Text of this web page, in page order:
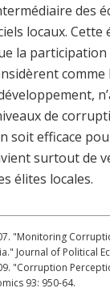
des
locaux. Cette
la
comme
de
soit efficace
surtout de
élites locales.
"Monitoring
Journal of Political
"Corruption
93: 950-64.